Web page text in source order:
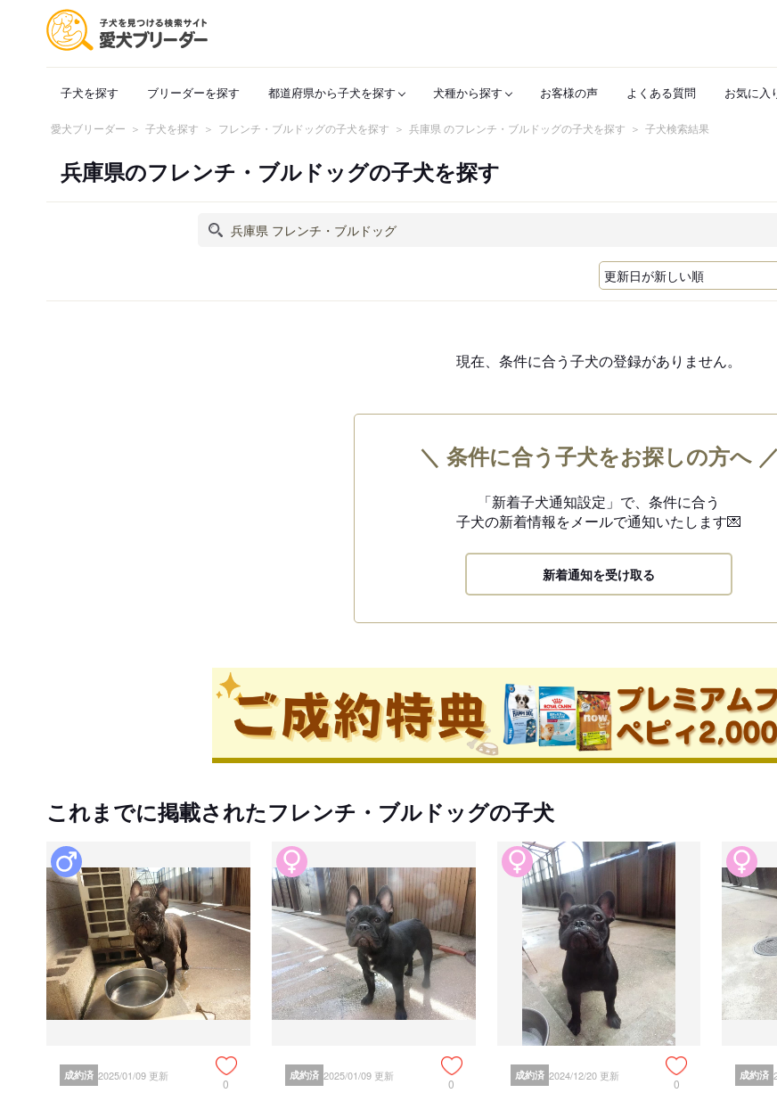
子犬を探す ブリーダーを探す 都道府県から子犬を探す 犬種から探す お客様の声 よくある質問 お気に入
愛犬ブリーダー 子犬を探す フレンチ・ブルドッグの子犬を探す 兵庫県 のフレンチ・ブルドッグの子犬を探す 子犬検索結果
兵庫県のフレンチ・ブルドッグの子犬を探す
現在、条件に合う子犬の登録がありません。
＼ 条件に合う子犬をお探しの方へ ／
「新着子犬通知設定」で、 条件に合う
子犬の新着情報をメールで通知いたします💌
新着通知を受け取る
これまでに掲載されたフレンチ・ブルドッグの子犬
成約済 2025/01/09 更新
0
成約済 2025/01/09 更新
0
成約済 2024/12/20 更新
0
成約済